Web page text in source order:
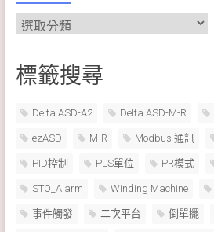
分
類
標籤搜尋
Delta ASD-A2 Delta ASD-M-R
ezASD M-R Modbus 通訊
PID控制 PLS單位 PR模式
STO_Alarm Winding Machine
事件觸發 二次平台 倒單擺